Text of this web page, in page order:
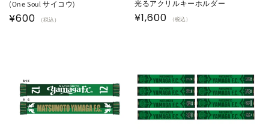
(One Soul サイコウ)
通
¥600 （税込）
光るアクリルキーホルダー
通
¥1,600 （税込）